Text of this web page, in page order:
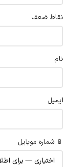
نقاط ضعف
نام
ایمیل
📱 شماره موبایل